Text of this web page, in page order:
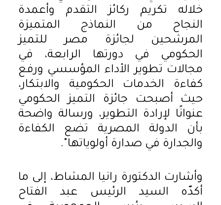
خلاله تكريم ركائز التقدم وأعمدة
النجاح من النماذج المتميزة
المرشحين لجائزة مصر للتميز
الحكومي في دورتها الرابعة، في
مجالات تطوير الأداء المؤسسي ورفع
كفاءة الخدمات الحكومية والابتكار،
حيث أصبحت جائزة التميز الحكومي
عنوانًا لإرادة التطوير، ورسالة واضحة
بأن الدولة المصرية تضع الكفاءة
والجدارة في صدارة أولوياتها".
وأشارت الدكتورة رانيا المشاط، إلى ما
أكدّه السيد الرئيس عبد الفتاح